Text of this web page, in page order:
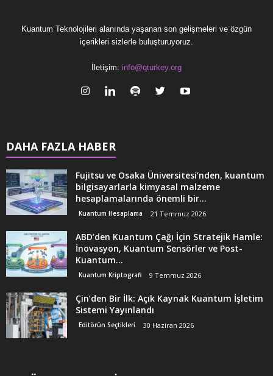
Kuantum Teknolojileri alanında yaşanan son gelişmeleri ve özgün
içerikleri sizlerle buluşturuyoruz.
İletişim: info@qturkey.org
DAHA FAZLA HABER
Fujitsu ve Osaka Üniversitesi’nden, kuantum
bilgisayarlarla kimyasal malzeme
hesaplamalarında önemli bir...
Kuantum Hesaplama 21 Temmuz 2026
ABD’den Kuantum Çağı İçin Stratejik Hamle:
İnovasyon, Kuantum Sensörler ve Post-
Kuantum...
Kuantum Kriptografi 9 Temmuz 2026
Çin’den Bir İlk: Açık Kaynak Kuantum İşletim
Sistemi Yayınlandı
Editörün Seçtikleri 30 Haziran 2026